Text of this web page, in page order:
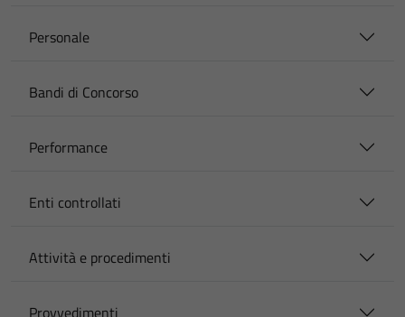
Personale
Bandi di Concorso
Performance
Enti controllati
Attività e procedimenti
Provvedimenti